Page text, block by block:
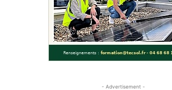
- Advertisement -